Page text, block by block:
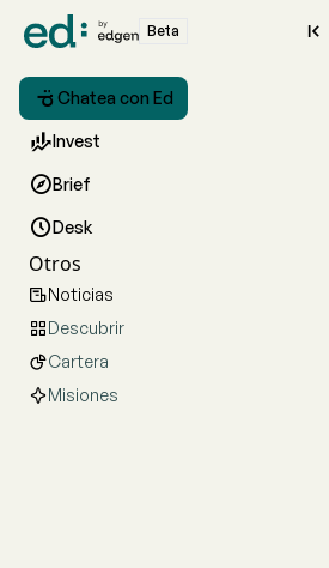
Beta 
 Chatea con Ed
Invest
Brief
Desk
Otros
Noticias
Descubrir
Cartera
Misiones